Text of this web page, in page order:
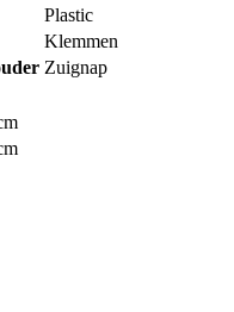
Plastic
Klemmen
Zuignap